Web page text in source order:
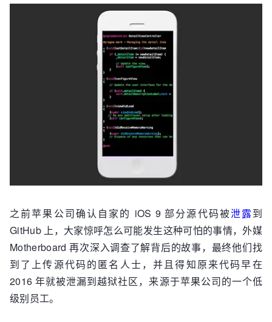
之前苹果公司确认自家的 iOS 9 部分源代码被泄露到
GitHub 上，大家惊呼怎么可能发生这种可怕的事情，外媒
Motherboard 再次深入调查了解背后的故事，最终他们找
到了上传源代码的匿名人士，并且得知原来代码早在
2016 年就被泄漏到越狱社区，来源于苹果公司的一个低
级别员工。